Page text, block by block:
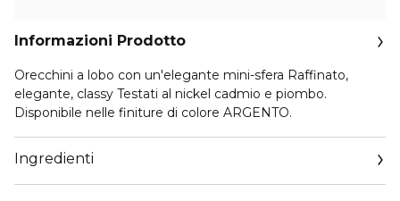
Informazioni Prodotto
Orecchini a lobo con un'elegante mini-sfera Raffinato,
elegante, classy Testati al nickel cadmio e piombo.
Disponibile nelle finiture di colore ARGENTO.
Ingredienti